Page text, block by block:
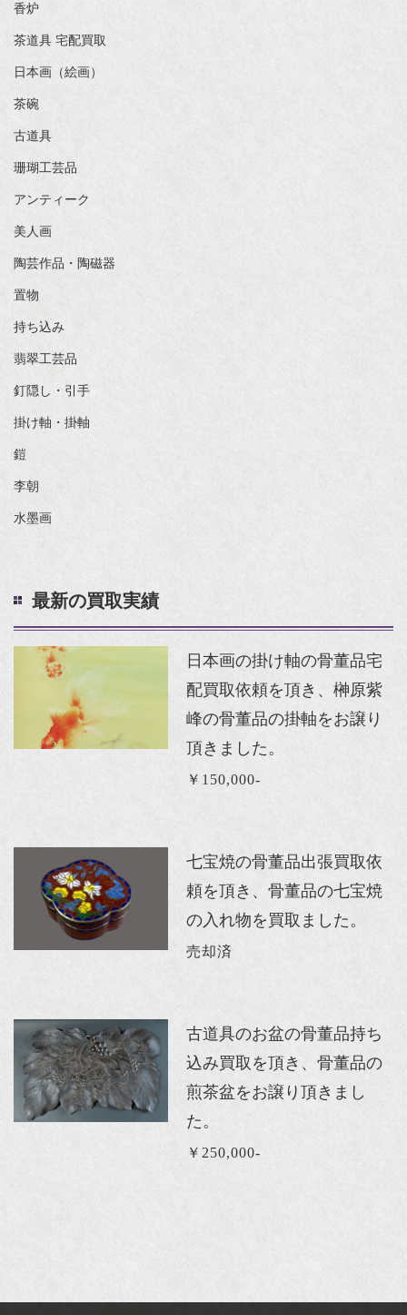
香炉
茶道具 宅配買取
日本画（絵画）
茶碗
古道具
珊瑚工芸品
アンティーク
美人画
陶芸作品・陶磁器
置物
持ち込み
翡翠工芸品
釘隠し・引手
掛け軸・掛軸
鎧
李朝
水墨画
最新の買取実績
日本画の掛け軸の骨董品宅
配買取依頼を頂き、榊原紫
峰の骨董品の掛軸をお譲り
頂きました。
￥150,000-
七宝焼の骨董品出張買取依
頼を頂き、骨董品の七宝焼
の入れ物を買取ました。
売却済
古道具のお盆の骨董品持ち
込み買取を頂き、骨董品の
煎茶盆をお譲り頂きまし
た。
￥250,000-